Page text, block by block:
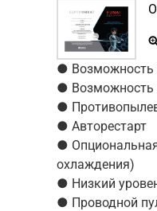
● Возможность
● Возможность
●
● Авторестарт
●
охлаждения)
● Низкий
● Проводной